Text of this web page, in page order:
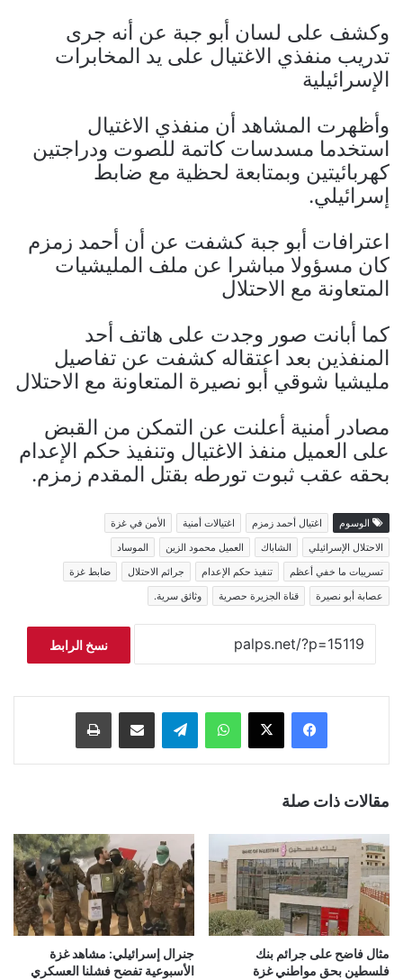
وكشف على لسان أبو جبة عن أنه جرى
تدريب منفذي الاغتيال على يد المخابرات
الإسرائيلية
وأظهرت المشاهد أن منفذي الاغتيال
استخدما مسدسات كاتمة للصوت ودراجتين
كهربائيتين وبمتابعة لحظية مع ضابط
إسرائيلي.
اعترافات أبو جبة كشفت عن أن أحمد زمزم
كان مسؤولا مباشرا عن ملف المليشيات
المتعاونة مع الاحتلال
كما أبانت صور وجدت على هاتف أحد
المنفذين بعد اعتقاله كشفت عن تفاصيل
مليشيا شوقي أبو نصيرة المتعاونة مع الاحتلال
مصادر أمنية أعلنت عن التمكن من القبض
على العميل منفذ الاغتيال وتنفيذ حكم الإعدام
بحقه عقب ثبوت تورطه بقتل المقدم زمزم.
الوسوم اغتيال أحمد زمزم اغتيالات أمنية
الأمن في غزة
الاحتلال الإسرائيلي
الشاباك العميل محمود الزين
الموساد
تسريبات ما خفي أعظم
تنفيذ حكم الإعدام جرائم الاحتلال
ضابط غزة
عصابة أبو نصيرة
قناة الجزيرة حصرية وثائق سرية.
نسخ الرابط
فيسبوك ‫X واتساب تيلقرام مشاركة عبر البريد طباعة
مقالات ذات صلة
مثال فاضح على جرائم بنك
فلسطين بحق مواطني غزة
جنرال إسرائيلي: مشاهد غزة
الأسبوعية تفضح فشلنا العسكري